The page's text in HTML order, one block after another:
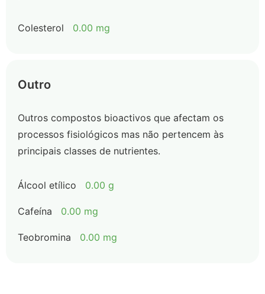
Colesterol 0.00 mg
Outro
Outros compostos bioactivos que afectam os
processos fisiológicos mas não pertencem às
principais classes de nutrientes.
Álcool etílico 0.00 g
Cafeína 0.00 mg
Teobromina 0.00 mg